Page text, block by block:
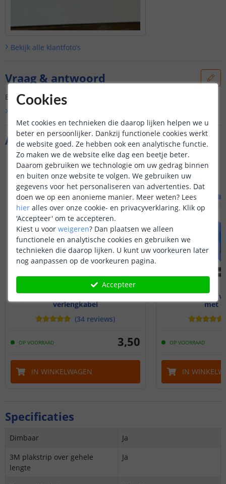
Aanvullende producten
1 meter ledstrip / adapter
verlengkabel
(34 reviews)
OP VOORRAAD 3,50
IN WINKELWAGEN
Accu / batterij
met
OP VOORRAAD
IN
Bekijk alle klantfoto’s
Vraag & antwoord
Er is nog geen vraag gesteld over dit product.
Specificaties
Dimbaar
Ja
3M plakstrip over gehele
lengte
Ja
Cookies
Met cookies en technieken die daarop lijken helpen we u
beter en persoonlijker. Dankzij functionele cookies werkt
de website goed. Ze hebben ook een analytische functie.
Zo maken we de website elke dag een beetje beter.
Daarom gebruiken we technologie om uw gedrag binnen
en buiten onze website te volgen. We gebruiken uw
gegevens voor het personaliseren van advertenties. Dat
doen we op een anonieme manier. Meer weten? Lees
hier alles over onze cookie- en privacyverklaring. Klik op
'Accepteer' om te accepteren.
Kiest u voor weigeren? Dan plaatsen we alleen
functionele en analytische cookies en gebruiken we
technieken die daarop lijken. U kunt uw voorkeuren later
nog aanpassen op de voorkeuren pagina.
Accepteer